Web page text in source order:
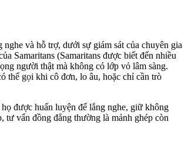
và hỗ trợ, dưới sự giám sát của chuyên gia
Samaritans (Samaritans được biết đến nhiều
người thật mà không có lớp vỏ lâm sàng.
thể gọi khi cô đơn, lo âu, hoặc chỉ cần trò
được huấn luyện để lắng nghe, giữ không
vấn đồng đẳng thường là mảnh ghép còn